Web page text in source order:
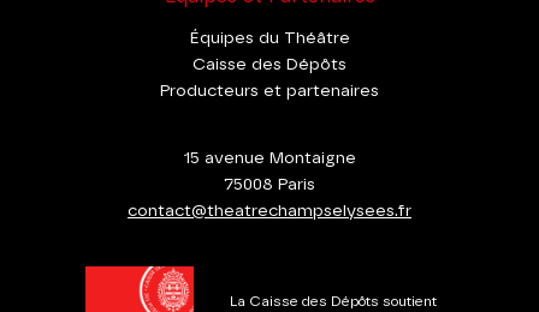
Équipes du Théâtre
Caisse des Dépôts
Producteurs et partenaires
15 avenue Montaigne
75008 Paris
contact@theatrechampselysees.fr
La Caisse des Dépôts soutient